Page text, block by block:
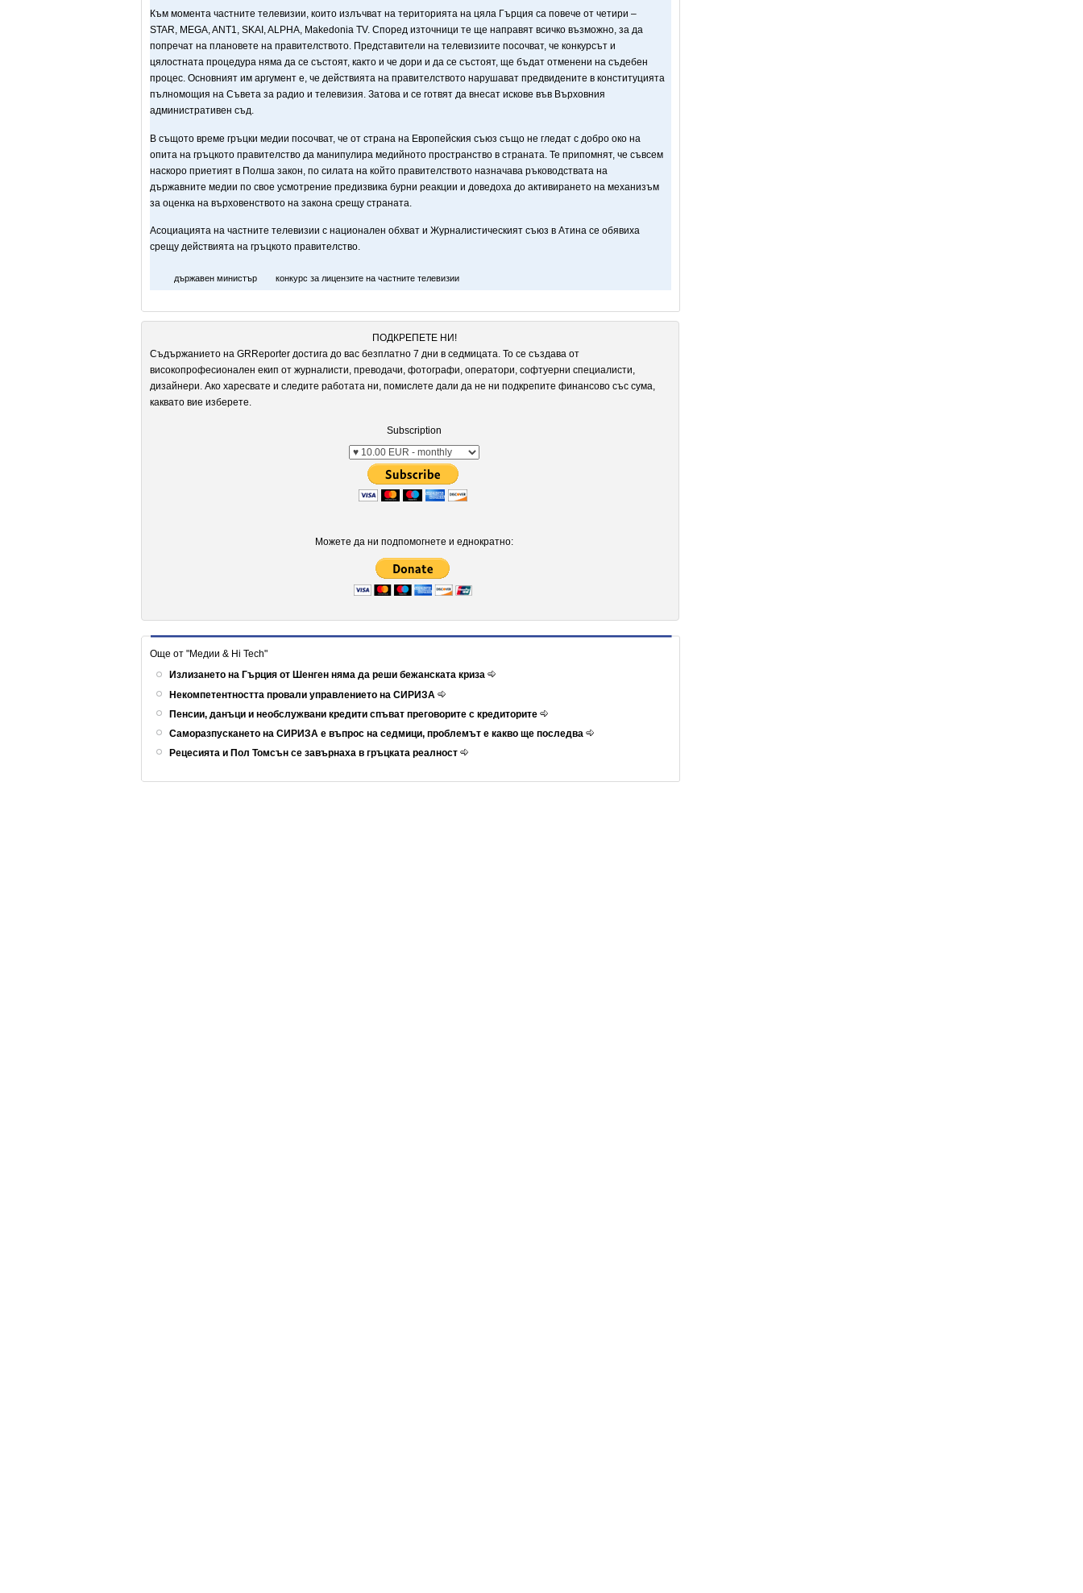
Към момента частните телевизии, които излъчват на територията на цяла Гърция са повече от четири –
STAR, MEGA, ANT1, SKAI, ALPHA, Makedonia TV. Според източници те ще направят всичко възможно, за да
попречат на плановете на правителството. Представители на телевизиите посочват, че конкурсът и
цялостната процедура няма да се състоят, както и че дори и да се състоят, ще бъдат отменени на съдебен
процес. Основният им аргумент е, че действията на правителството нарушават предвидените в конституцията
пълномощия на Съвета за радио и телевизия. Затова и се готвят да внесат искове във Върховния
административен съд.
В същото време гръцки медии посочват, че от страна на Европейския съюз също не гледат с добро око на
опита на гръцкото правителство да манипулира медийното пространство в страната. Те припомнят, че съвсем
наскоро приетият в Полша закон, по силата на който правителството назначава ръководствата на
държавните медии по свое усмотрение предизвика бурни реакции и доведоха до активирането на механизъм
за оценка на върховенството на закона срещу страната.
Асоциацията на частните телевизии с национален обхват и Журналистическият съюз в Атина се обявиха
срещу действията на гръцкото правителство.
държавен министър конкурс за лицензите на частните телевизии
ПОДКРЕПЕТЕ НИ!
Съдържанието на GRReporter достига до вас безплатно 7 дни в седмицата. То се създава от
високопрофесионален екип от журналисти, преводачи, фотографи, оператори, софтуерни специалисти,
дизайнери. Ако харесвате и следите работата ни, помислете дали да не ни подкрепите финансово със сума,
каквато вие изберете.
Subscription
Можете да ни подпомогнете и еднократно:
Още от "Медии & Hi Tech"
Излизането на Гърция от Шенген няма да реши бежанската криза
Некомпетентността провали управлението на СИРИЗА
Пенсии, данъци и необслужвани кредити спъват преговорите с кредиторите
Саморазпускането на СИРИЗА е въпрос на седмици, проблемът е какво ще последва
Рецесията и Пол Томсън се завърнаха в гръцката реалност